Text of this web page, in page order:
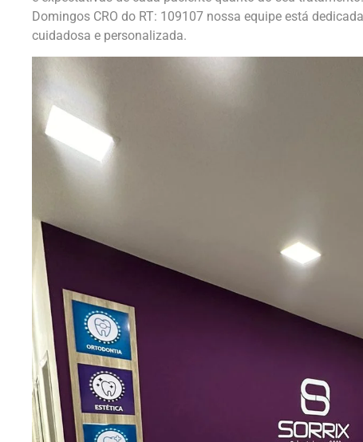
Domingos CRO do RT: 109107 nossa equipe está
cuidadosa e personalizada.